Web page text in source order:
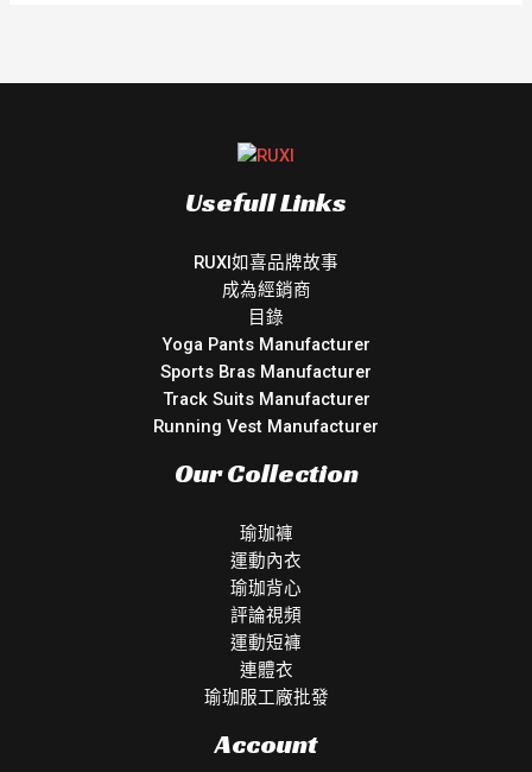
Usefull Links
RUXI如喜品牌故事
成為經銷商
目錄
Yoga Pants Manufacturer
Sports Bras Manufacturer
Track Suits Manufacturer
Running Vest Manufacturer
Our Collection
瑜珈褲
運動內衣
瑜珈背心
評論視頻
運動短褲
連體衣
瑜珈服工廠批發
Account